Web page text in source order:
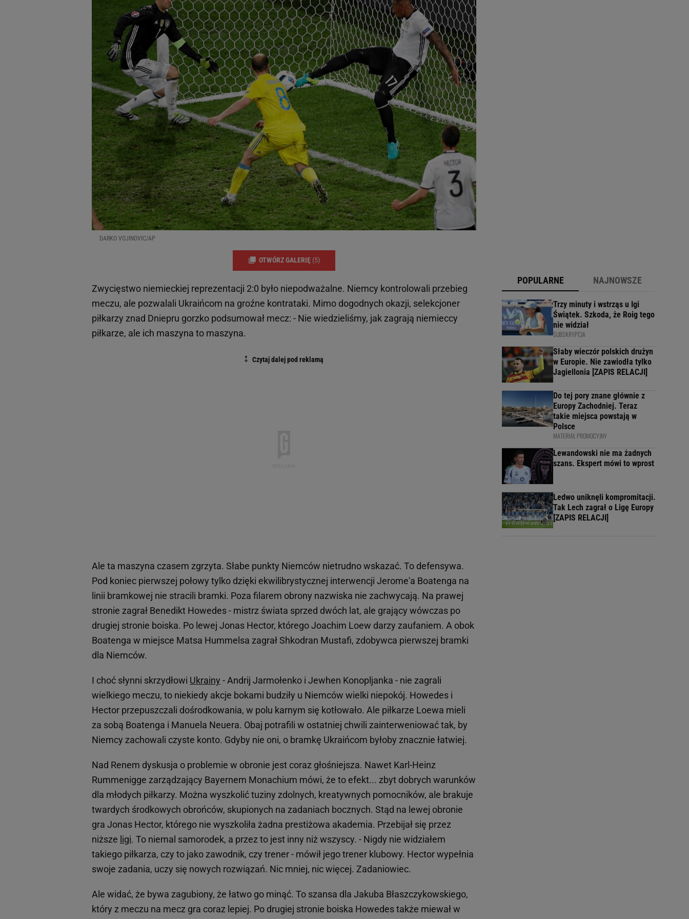
DARKO VOJINOVIC/AP
OTWÓRZ GALERIĘ (5)
Zwycięstwo niemieckiej reprezentacji 2:0 było niepodważalne. Niemcy kontrolowali przebieg
meczu, ale pozwalali Ukraińcom na groźne kontrataki. Mimo dogodnych okazji, selekcjoner
piłkarzy znad Dniepru gorzko podsumował mecz: - Nie wiedzieliśmy, jak zagrają niemieccy
piłkarze, ale ich maszyna to maszyna.
Ale ta maszyna czasem zgrzyta. Słabe punkty Niemców nietrudno wskazać. To defensywa.
Pod koniec pierwszej połowy tylko dzięki ekwilibrystycznej interwencji Jerome'a Boatenga na
linii bramkowej nie stracili bramki. Poza filarem obrony nazwiska nie zachwycają. Na prawej
stronie zagrał Benedikt Howedes - mistrz świata sprzed dwóch lat, ale grający wówczas po
drugiej stronie boiska. Po lewej Jonas Hector, którego Joachim Loew darzy zaufaniem. A obok
Boatenga w miejsce Matsa Hummelsa zagrał Shkodran Mustafi, zdobywca pierwszej bramki
dla Niemców.
I choć słynni skrzydłowi Ukrainy - Andrij Jarmołenko i Jewhen Konopljanka - nie zagrali
wielkiego meczu, to niekiedy akcje bokami budziły u Niemców wielki niepokój. Howedes i
Hector przepuszczali dośrodkowania, w polu karnym się kotłowało. Ale piłkarze Loewa mieli
za sobą Boatenga i Manuela Neuera. Obaj potrafili w ostatniej chwili zainterweniować tak, by
Niemcy zachowali czyste konto. Gdyby nie oni, o bramkę Ukraińcom byłoby znacznie łatwiej.
Nad Renem dyskusja o problemie w obronie jest coraz głośniejsza. Nawet Karl-Heinz
Rummenigge zarządzający Bayernem Monachium mówi, że to efekt... zbyt dobrych warunków
dla młodych piłkarzy. Można wyszkolić tuziny zdolnych, kreatywnych pomocników, ale brakuje
twardych środkowych obrońców, skupionych na zadaniach bocznych. Stąd na lewej obronie
gra Jonas Hector, którego nie wyszkoliła żadna prestiżowa akademia. Przebijał się przez
niższe ligi. To niemal samorodek, a przez to jest inny niż wszyscy. - Nigdy nie widziałem
takiego piłkarza, czy to jako zawodnik, czy trener - mówił jego trener klubowy. Hector wypełnia
swoje zadania, uczy się nowych rozwiązań. Nic mniej, nic więcej. Zadaniowiec.
Ale widać, że bywa zagubiony, że łatwo go minąć. To szansa dla Jakuba Błaszczykowskiego,
który z meczu na mecz gra coraz lepiej. Po drugiej stronie boiska Howedes także miewał w
POPULARNE NAJNOWSZE
Trzy minuty i wstrząs u Igi
Świątek. Szkoda, że Roig tego
nie widział
SUBSKRYPCJA
Słaby wieczór polskich drużyn
w Europie. Nie zawiodła tylko
Jagiellonia [ZAPIS RELACJI]
Do tej pory znane głównie z
Europy Zachodniej. Teraz
takie miejsca powstają w
Polsce
MATERIAŁ PROMOCYJNY
Lewandowski nie ma żadnych
szans. Ekspert mówi to wprost
Ledwo uniknęli kompromitacji.
Tak Lech zagrał o Ligę Europy
[ZAPIS RELACJI]